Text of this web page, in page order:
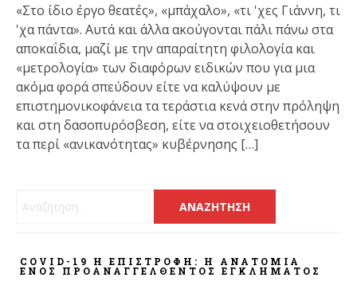
«Στο ίδιο έργο θεατές», «μπάχαλο», «τι 'χες Γιάννη, τι
'χα πάντα». Αυτά και άλλα ακούγονται πάλι πάνω στα
αποκαΐδια, μαζί με την απαραίτητη φιλολογία και
«μετρολογία» των διαφόρων ειδικών που για μια
ακόμα φορά σπεύδουν είτε να καλύψουν με
επιστημονικοφάνεια τα τεράστια κενά στην πρόληψη
και στη δασοπυρόσβεση, είτε να στοιχειοθετήσουν
τα περί «ανικανότητας» κυβέρνησης […]
Αναζήτηση για:
COVID-19 Η ΕΠΙΣΤΡΟΦΗ: Η ΑΝΑΤΟΜΊΑ
ΕΝΌΣ ΠΡΟΑΝΑΓΓΕΛΘΈΝΤΟΣ ΕΓΚΛΉΜΑΤΟΣ